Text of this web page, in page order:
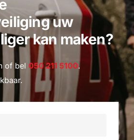
eiliginguw
ligerkan maken?
of bel 050 211 5100.